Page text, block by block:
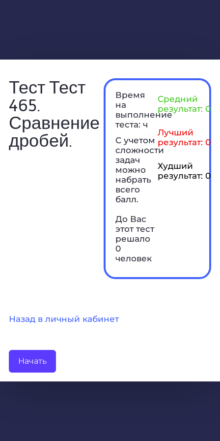
Тест Тест
465.
Сравнение
дробей.
Время
на
выполнение
теста: ч
С учетом
сложности
задач
можно
набрать
всего
балл.
До Вас
этот тест
решало
0
человек
Средний
результат: 0
Лучший
результат: 0
Худший
результат: 0
Назад в личный кабинет
Начать